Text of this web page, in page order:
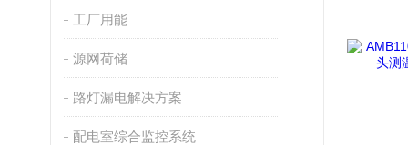
工厂用能
源网荷储
路灯漏电解决方案
配电室综合监控系统